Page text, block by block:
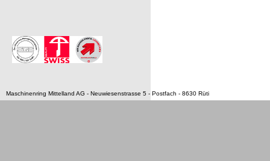
Maschinenring Mittelland AG - Neuwiesenstrasse 5 - Postfach - 8630 Rüti